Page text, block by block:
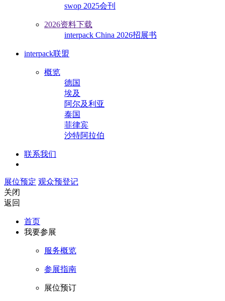
swop 2025会刊
2026资料下载
interpack China 2026招展书
interpack联盟
概览
德国
埃及
阿尔及利亚
泰国
菲律宾
沙特阿拉伯
联系我们
展位预定 观众预登记
关闭
返回
首页
我要参展
服务概览
参展指南
展位预订